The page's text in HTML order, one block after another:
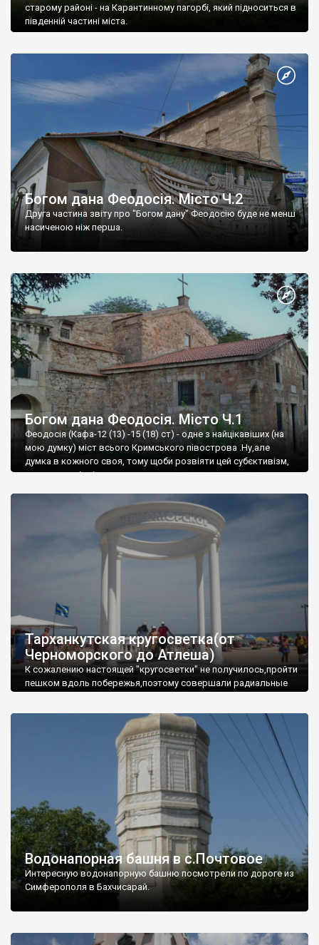
старому районі - на Карантинному пагорбі, який підноситься в
південній частині міста.
Богом дана Феодосія. Місто Ч.2
Друга частина звіту про "Богом дану" Феодосію буде не менш
насиченою ніж перша.
Богом дана Феодосія. Місто Ч.1
Феодосія (Кафа-12 (13) -15 (18) ст) - одне з найцікавіших (на
мою думку) міст всього Кримського півострова .Ну,але
думка в кожного своя, тому щоби розвіяти цей субєктивізм,
запрошую відвідати це
Тарханкутская кругосветка(от
Черноморского до Атлеша)
К сожалению настоящей "кругосветки" не получилось,пройти
пешком вдоль побережья,поэтому совершали радиальные
Водонапорная башня в с.Почтовое
Интересную водонапорную башню посмотрели по дороге из
Симферополя в Бахчисарай.